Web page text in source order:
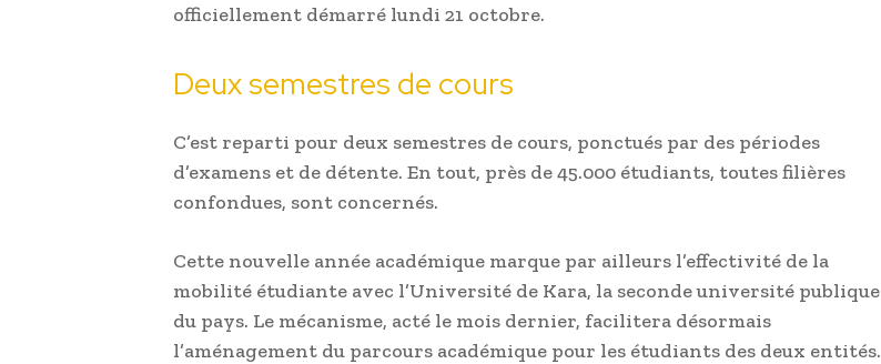
officiellement démarré lundi 21 octobre.
Deux semestres de cours
C’est reparti pour deux semestres de cours, ponctués par des périodes
d’examens et de détente. En tout, près de 45.000 étudiants, toutes filières
confondues, sont concernés.
Cette nouvelle année académique marque par ailleurs l’effectivité de la
mobilité étudiante avec l’Université de Kara, la seconde université publique
du pays. Le mécanisme, acté le mois dernier, facilitera désormais
l’aménagement du parcours académique pour les étudiants des deux entités.